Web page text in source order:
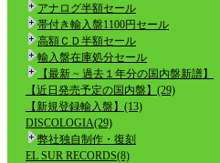
アナログ半額セール
帯付き輸入盤1100円セール
高額ＣＤ半額セール
輸入盤在庫処分セール
【最新 ~ 過去１年分の国内盤新譜】
【近日発売予定の国内盤】(29)
【新規登録輸入盤】(13)
DISCOLOGIA(29)
弊社独自制作・復刻
EL SUR RECORDS(8)